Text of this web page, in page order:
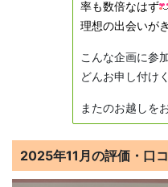
率も数倍なはず
理想の出会いが
こんな企画に参
どんお申し付け
またのお越しを
2025年11月の評価・口